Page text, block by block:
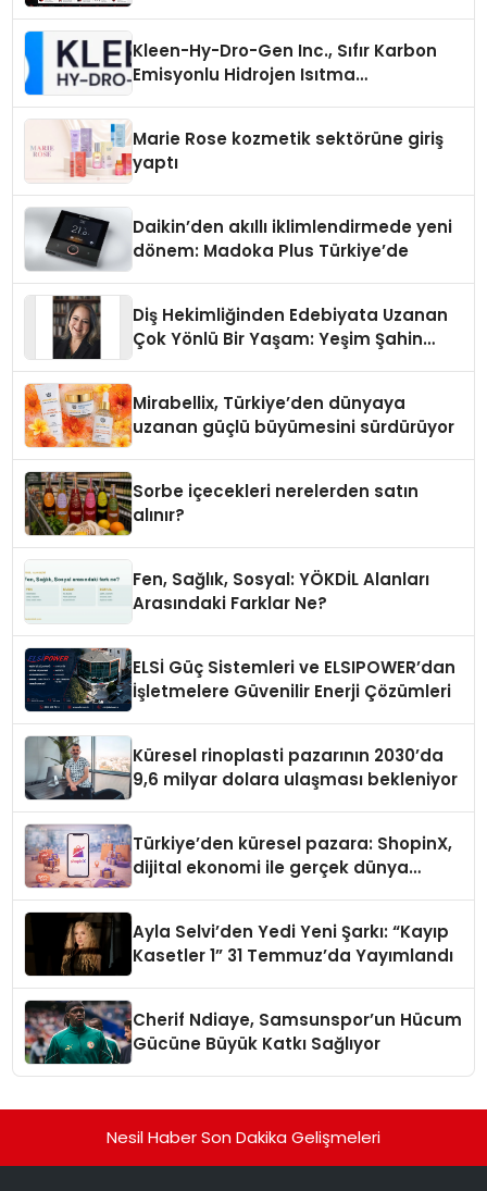
Kleen-Hy-Dro-Gen Inc., Sıfır Karbon
Emisyonlu Hidrojen Isıtma
Marie Rose kozmetik sektörüne giriş
yaptı
Daikin’den akıllı iklimlendirmede yeni
dönem: Madoka Plus Türkiye’de
Diş Hekimliğinden Edebiyata Uzanan
Çok Yönlü Bir Yaşam: Yeşim Şahin
Mirabellix, Türkiye’den dünyaya
uzanan güçlü büyümesini sürdürüyor
Sorbe içecekleri nerelerden satın
alınır?
Fen, Sağlık, Sosyal: YÖKDİL Alanları
Arasındaki Farklar Ne?
ELSİ Güç Sistemleri ve ELSIPOWER’dan
İşletmelere Güvenilir Enerji Çözümleri
Küresel rinoplasti pazarının 2030’da
9,6 milyar dolara ulaşması bekleniyor
Türkiye’den küresel pazara: ShopinX,
dijital ekonomi ile gerçek dünya
Ayla Selvi’den Yedi Yeni Şarkı: “Kayıp
Kasetler 1” 31 Temmuz’da Yayımlandı
Cherif Ndiaye, Samsunspor’un Hücum
Gücüne Büyük Katkı Sağlıyor
Nesil Haber Son Dakika Gelişmeleri